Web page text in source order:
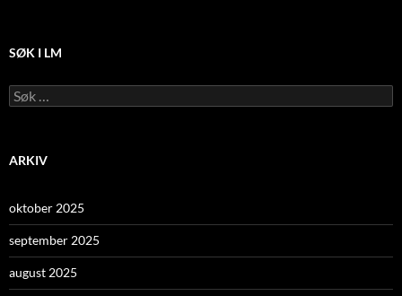
SØK I LM
Leit
etter:
ARKIV
oktober 2025
september 2025
august 2025